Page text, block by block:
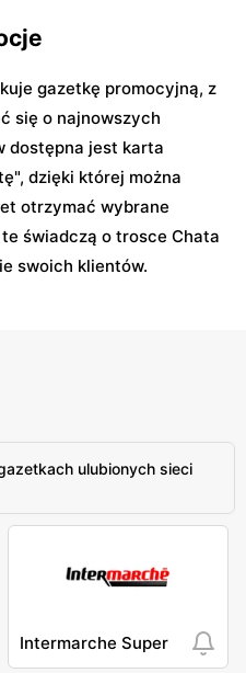
gazetkę promocyjną, z
się o najnowszych
dostępna jest karta
dzięki której można
otrzymać wybrane
świadczą o trosce Chata
swoich klientów.
ulubionych sieci
Intermarche Super